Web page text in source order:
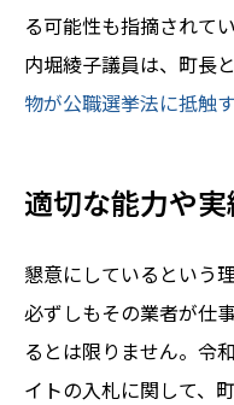
る可能性も指摘されて
内堀綾子議員は、町長と
物が公職選挙法に抵触
適切な能力や
懇意にしているという
必ずしもその業者が仕
るとは限りません。令
イトの入札に関して、